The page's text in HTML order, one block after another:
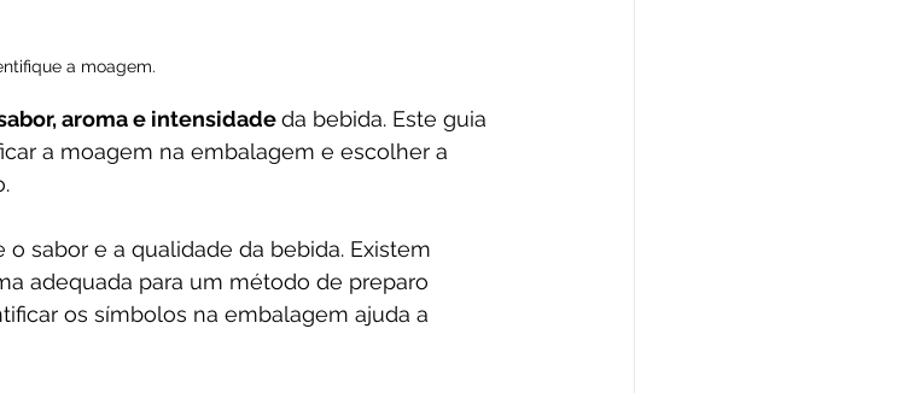
a moagem.
aroma e intensidade da bebida. Este guia
a moagem na embalagem e escolher a
sabor e a qualidade da bebida. Existem
adequada para um método de preparo
os símbolos na embalagem ajuda a